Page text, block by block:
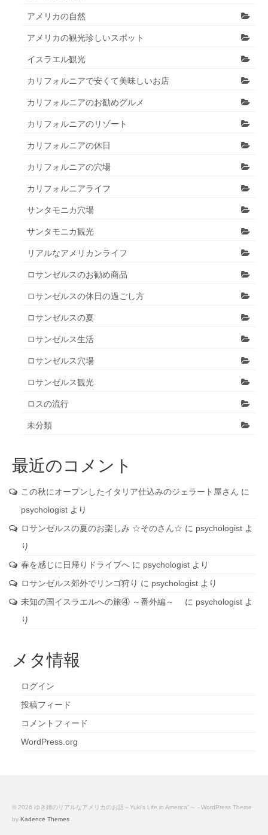
アメリカの自然
アメリカの観光珍しいスポット
イスラエル観光
カリフォルニアで安くて美味しいお店
カリフォルニアのお勧めグルメ
カリフォルニアのリゾート
カリフォルニアの休日
カリフォルニアの穴場
カリフォルニアライフ
サンタモニカ穴場
サンタモニカ観光
リアルなアメリカンライフ
ロサンゼルスのお勧め商品
ロサンゼルスの休日の過ごし方
ロサンゼルスの夏
ロサンゼルス生活
ロサンゼルス穴場
ロサンゼルス観光
ロスの流行
未分類
最近のコメント
この秋にオープンしたイタリア仕込みのジェラート屋さん に
psychologist より
ロサンゼルスの夏のお楽しみ ☆そのさん☆ に psychologist よ
り
春を感じに日帰りドライブへ に psychologist より
ロサンゼルス郊外でリンゴ狩り に psychologist より
未知の国イスラエルへの旅④ ～番外編～
に psychologist よ
り
メタ情報
ログイン
投稿フィード
コメントフィード
WordPress.org
© 2026 ゆき姉のリアルなアメリカのお話～Yuki's Life in America"～ - WordPress Theme
by Kadence Themes